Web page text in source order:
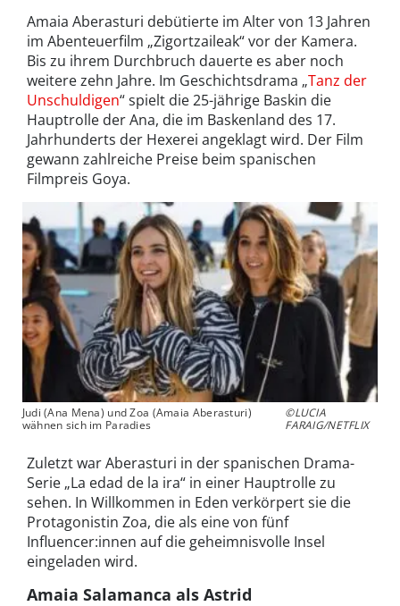
Amaia Aberasturi debütierte im Alter von 13 Jahren
im Abenteuerfilm „Zigortzaileak“ vor der Kamera.
Bis zu ihrem Durchbruch dauerte es aber noch
weitere zehn Jahre. Im Geschichtsdrama „Tanz der
Unschuldigen“ spielt die 25-jährige Baskin die
Hauptrolle der Ana, die im Baskenland des 17.
Jahrhunderts der Hexerei angeklagt wird. Der Film
gewann zahlreiche Preise beim spanischen
Filmpreis Goya.
Judi (Ana Mena) und Zoa (Amaia Aberasturi)
wähnen sich im Paradies
©LUCIA
FARAIG/NETFLIX
Zuletzt war Aberasturi in der spanischen Drama-
Serie „La edad de la ira“ in einer Hauptrolle zu
sehen. In Willkommen in Eden verkörpert sie die
Protagonistin Zoa, die als eine von fünf
Influencer:innen auf die geheimnisvolle Insel
eingeladen wird.
Amaia Salamanca als Astrid